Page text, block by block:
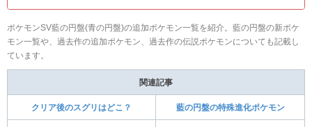
ポケモンSV藍の円盤(青の円盤)の追加ポケモン一覧を紹介。藍の円盤の新ポケ
モン一覧や、過去作の追加ポケモン、過去作の伝説ポケモンについても記載し
ています。
関連記事
クリア後のスグリはどこ？ 藍の円盤の特殊進化ポケモン